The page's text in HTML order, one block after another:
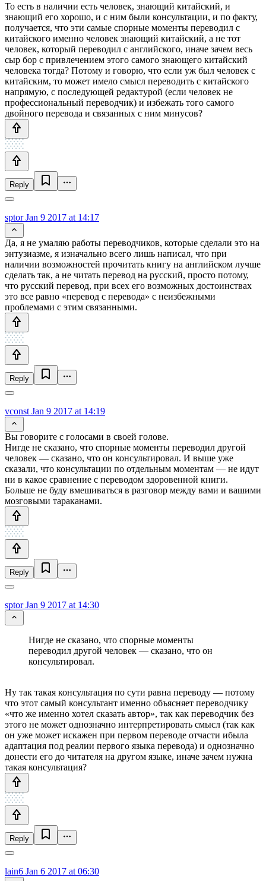
То есть в наличии есть человек, знающий китайский, и
знающий его хорошо, и с ним были консультации, и по факту,
получается, что эти самые спорные моменты переводил с
китайского именно человек знающий китайский, а не тот
человек, который переводил с английского, иначе зачем весь
сыр бор с привлечением этого самого знающего китайский
человека тогда? Потому и говорю, что если уж был человек с
китайским, то может имело смысл переводить с китайского
напрямую, с последующей редактурой (если человек не
профессиональный переводчик) и избежать того самого
двойного перевода и связанных с ним минусов?
Reply
sptorJan 9 2017 at 14:17
Да, я не умаляю работы переводчиков, которые сделали это на
энтузиазме, я изначально всего лишь написал, что при
наличии возможностей прочитать книгу на английском лучше
сделать так, а не читать перевод на русский, просто потому,
что русский перевод, при всех его возможных достоинствах
это все равно «перевод с перевода» с неизбежными
проблемами с этим связанными.
Reply
vconst Jan 9 2017 at 14:19
Вы говорите с голосами в своей голове.
Нигде не сказано, что спорные моменты переводил другой
человек — сказано, что он консультировал. И выше уже
сказали, что консультации по отдельным моментам — не идут
ни в какое сравнение с переводом здоровенной книги.
Больше не буду вмешиваться в разговор между вами и вашими
мозговыми тараканами.
Reply
sptorJan 9 2017 at 14:30
Нигде не сказано, что спорные моменты
переводил другой человек — сказано, что он
консультировал.
Ну так такая консультация по сути равна переводу — потому
что этот самый консультант именно объясняет переводчику
«что же именно хотел сказать автор», так как переводчик без
этого не может однозначно интерпретировать смысл (так как
он уже может искажен при первом переводе отчасти ибыла
адаптация под реалии первого языка перевода) и однозначно
донести его до читателя на другом языке, иначе зачем нужна
такая консультация?
Reply
lain6 Jan 6 2017 at 06:30